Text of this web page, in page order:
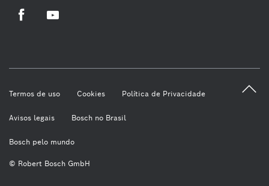
© Robert Bosch GmbH
Termos de uso Cookies Política de Privacidade
Avisos legais Bosch no Brasil
Bosch pelo mundo